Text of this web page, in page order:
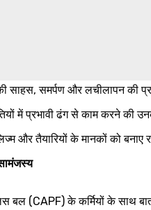
साहस, समर्पण और लचीलापन की
में प्रभावी ढंग से काम करने की
और तैयारियों के मानकों को बनाए
बल (CAPF) के कर्मियों के साथ